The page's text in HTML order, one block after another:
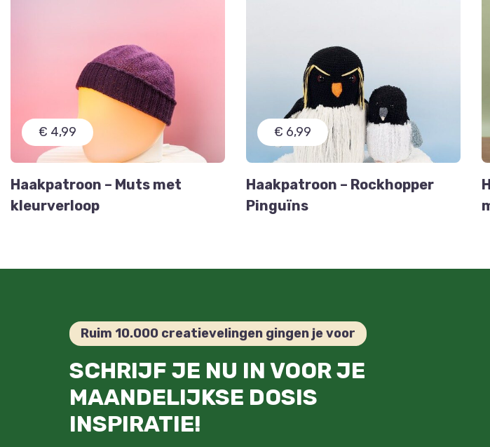
€ 4,99
Haakpatroon – Muts met
kleurverloop
€ 6,99
Haakpatroon – Rockhopper
Pinguïns
Ruim 10.000 creatievelingen gingen je voor
SCHRIJF JE NU IN VOOR JE
MAANDELIJKSE DOSIS
INSPIRATIE!